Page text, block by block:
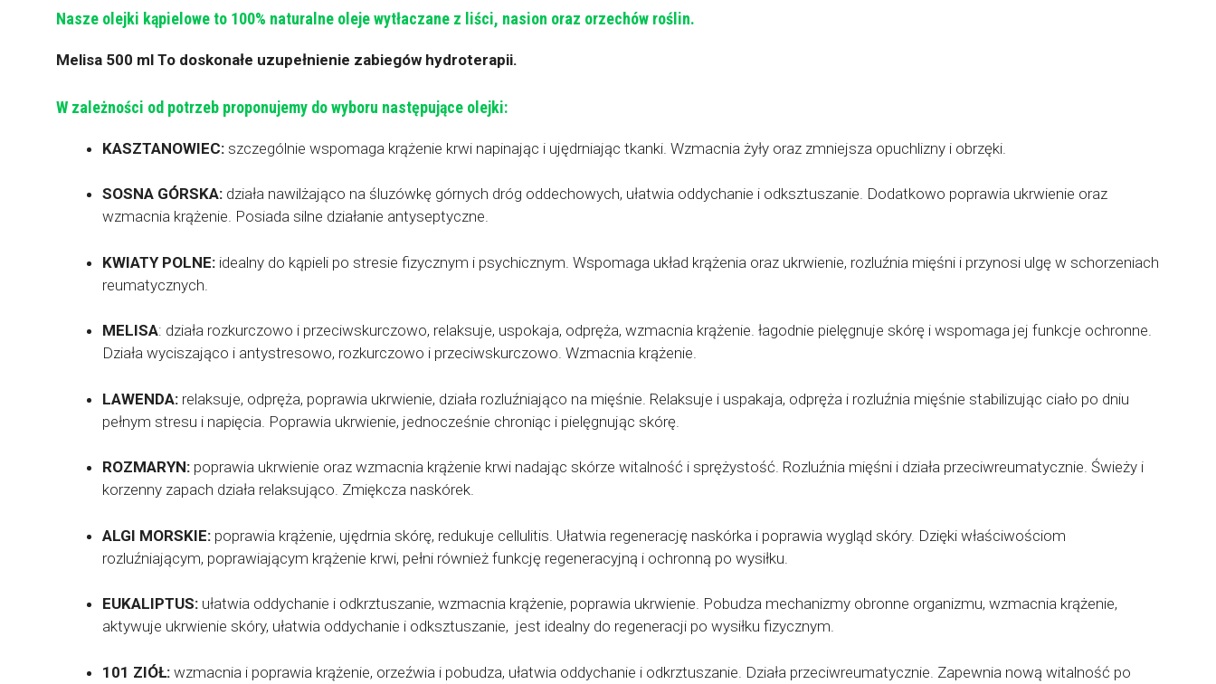
Nasze olejki kąpielowe to 100% naturalne oleje wytłaczane z liści, nasion oraz orzechów roślin.
Melisa 500 ml To doskonałe uzupełnienie zabiegów hydroterapii.
W zależności od potrzeb proponujemy do wyboru następujące olejki:
KASZTANOWIEC: szczególnie wspomaga krążenie krwi napinając i ujędrniając tkanki. Wzmacnia żyły oraz zmniejsza opuchlizny i obrzęki.
SOSNA GÓRSKA: działa nawilżająco na śluzówkę górnych dróg oddechowych, ułatwia oddychanie i odksztuszanie. Dodatkowo poprawia ukrwienie oraz
wzmacnia krążenie. Posiada silne działanie antyseptyczne.
KWIATY POLNE: idealny do kąpieli po stresie fizycznym i psychicznym. Wspomaga układ krążenia oraz ukrwienie, rozluźnia mięśni i przynosi ulgę w schorzeniach
reumatycznych.
MELISA: działa rozkurczowo i przeciwskurczowo, relaksuje, uspokaja, odpręża, wzmacnia krążenie. łagodnie pielęgnuje skórę i wspomaga jej funkcje ochronne.
Działa wyciszająco i antystresowo, rozkurczowo i przeciwskurczowo. Wzmacnia krążenie.
LAWENDA: relaksuje, odpręża, poprawia ukrwienie, działa rozluźniająco na mięśnie. Relaksuje i uspakaja, odpręża i rozluźnia mięśnie stabilizując ciało po dniu
pełnym stresu i napięcia. Poprawia ukrwienie, jednocześnie chroniąc i pielęgnując skórę.
ROZMARYN: poprawia ukrwienie oraz wzmacnia krążenie krwi nadając skórze witalność i sprężystość. Rozluźnia mięśni i działa przeciwreumatycznie. Świeży i
korzenny zapach działa relaksująco. Zmiękcza naskórek.
ALGI MORSKIE: poprawia krążenie, ujędrnia skórę, redukuje cellulitis. Ułatwia regenerację naskórka i poprawia wygląd skóry. Dzięki właściwościom
rozluźniającym, poprawiającym krążenie krwi, pełni również funkcję regeneracyjną i ochronną po wysiłku.
EUKALIPTUS: ułatwia oddychanie i odkrztuszanie, wzmacnia krążenie, poprawia ukrwienie. Pobudza mechanizmy obronne organizmu, wzmacnia krążenie,
aktywuje ukrwienie skóry, ułatwia oddychanie i odksztuszanie, jest idealny do regeneracji po wysiłku fizycznym.
101 ZIÓŁ: wzmacnia i poprawia krążenie, orzeźwia i pobudza, ułatwia oddychanie i odkrztuszanie. Działa przeciwreumatycznie. Zapewnia nową witalność po